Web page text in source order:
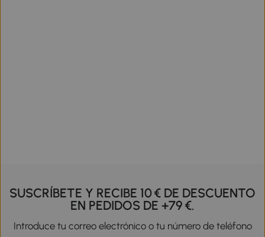
SUSCRÍBETE Y RECIBE 10 € DE DESCUENTO
EN PEDIDOS DE +79 €.
Introduce tu correo electrónico o tu número de teléfono